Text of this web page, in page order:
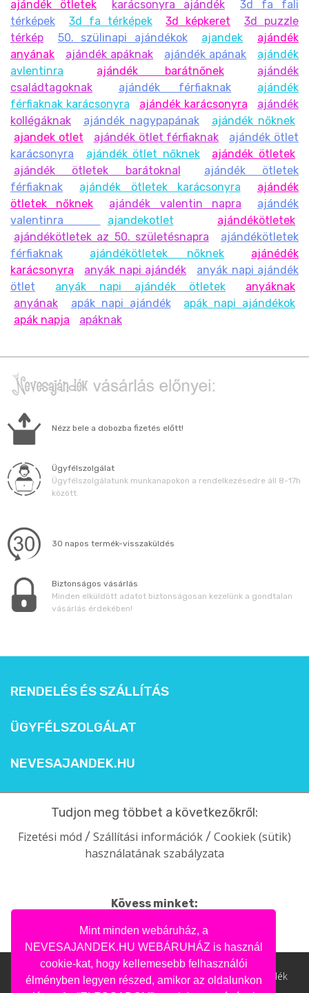
Mint minden webáruház, a
NEVESAJANDEK.HU WEBÁRUHÁZ is használ
cookie-kat, hogy kellemesebb felhasználói
élményben legyen részed, amikor az oldalunkon
ajándék ötletek
karácsonyra ajándék
3d fa fali
térképek
3d fa térképek 3d képkeret
3d puzzle
térkép
50. szülinapi ajándékok ajandek
ajándék
anyának
ajándék apáknak ajándék apának
ajándék
avlentinra
ajándék barátnőnek
ajándék
családtagoknak
ajándék férfiaknak
ajándék
férfiaknak karácsonyra
ajándék karácsonyra
ajándék
kollégáknak
ajándék nagypapának
ajándék nőknek
ajandek otlet
ajándék ötlet férfiaknak
ajándék ötlet
karácsonyra
ajándék ötlet nőknek
ajándék ötletek
ajándék ötletek barátoknal
ajándék ötletek
férfiaknak
ajándék ötletek karácsonyra
ajándék
ötletek nőknek
ajándék valentin napra
ajándék
valentinra
ajandekotlet
ajándékötletek
ajándékötletek az 50. születésnapra
ajándékötletek
férfiaknak
ajándékötletek nőknek
ajánédék
karácsonyra
anyák napi ajándék
anyák napi ajándék
ötlet
anyák napi ajándék ötletek
anyáknak
anyának
apák napi ajándék
apák napi ajándékok
apák napja
apáknak
Nézz bele a dobozba fizetés előtt!
Ügyfélszolgálat
Ügyfélszolgálatunk munkanapokon a rendelkezésedre áll 8-17h
között.
30 napos termék-visszaküldés
Biztonságos vásárlás
Minden elküldött adatot biztonságosan kezelünk a gondtalan
vásárlás érdekében!
RENDELÉS ÉS SZÁLLÍTÁS
ÜGYFÉLSZOLGÁLAT
NEVESAJANDEK.HU
Tudjon meg többet a következőkről:
Fizetési mód / Szállítási információk / Cookiek (sütik)
használatának szabályzata
Kövess minket:
facebook
intagram
pinterest
youtube
Nevesajandek.hu © 2004- 2020 | Ajándék webáruház, ajándék